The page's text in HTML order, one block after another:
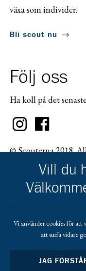
växa som individer.
Bli scout nu
Följ oss
Ha koll på det
© Scouterna 2018.
Gå till pl_50
Vill du
Vi använder cookies för att
att surfa vidare
JAG